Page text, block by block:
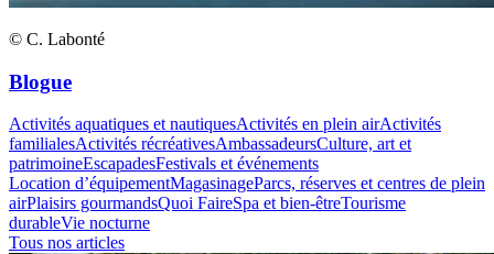
© C. Labonté
Blogue
Activités aquatiques et nautiquesActivités en plein airActivités
familialesActivités récréativesAmbassadeursCulture, art et
patrimoineEscapadesFestivals et événements
Location d’équipementMagasinageParcs, réserves et centres de plein
airPlaisirs gourmandsQuoi FaireSpa et bien-êtreTourisme
durableVie nocturne
Tous nos articles